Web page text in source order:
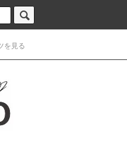
を見る